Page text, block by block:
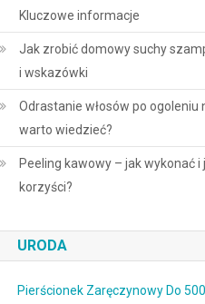
Kluczowe informacje
Jak zrobić domowy suchy
i wskazówki
Odrastanie włosów po ogoleniu
warto wiedzieć?
Peeling kawowy – jak wykonać i
korzyści?
URODA
Pierścionek Zaręczynowy Do